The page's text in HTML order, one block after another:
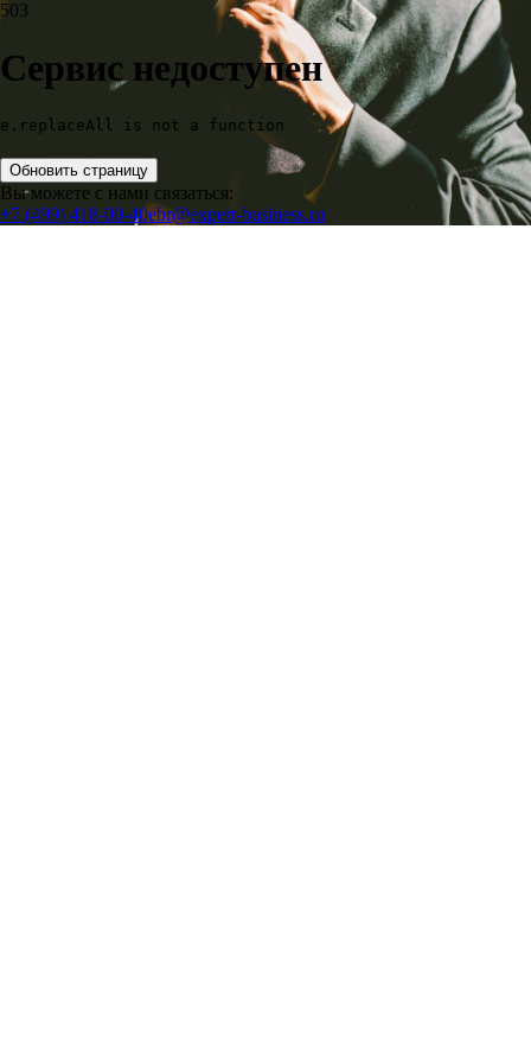
503
Сервис недоступен
e.replaceAll is not a function
Обновить страницу
Вы можете с нами связаться:
+7 (499) 418-00-40ebr@expert-business.ru